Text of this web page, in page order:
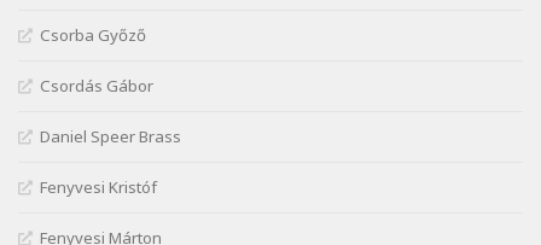
Szélkiáltó
török ellen hadba induló Mátyás királyért
Janus Pannonius: Névváltoztatásáról
Szélkiáltó
Csorba Győző
Csordás Gábor
Daniel Speer Brass
Fenyvesi Kristóf
Fenyvesi Márton